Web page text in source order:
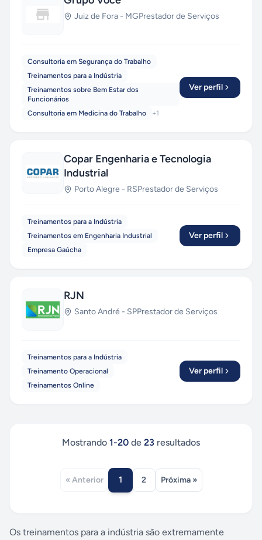
Juiz de Fora - MGPrestador de Serviços
Consultoria em Segurança do Trabalho
Treinamentos para a Indústria
Treinamentos sobre Bem Estar dos
Funcionários
Consultoria em Medicina do Trabalho
+1
Ver perfil
Copar Engenharia e Tecnologia
Industrial
Porto Alegre - RSPrestador de Serviços
Treinamentos para a Indústria
Treinamentos em Engenharia Industrial
Empresa Gaúcha
Ver perfil
RJN
Santo André - SPPrestador de Serviços
Treinamentos para a Indústria
Treinamento Operacional
Treinamentos Online
Ver perfil
Mostrando 1-20 de 23 resultados
« Anterior 1 2 Próxima »
Os treinamentos para a indústria são extremamente